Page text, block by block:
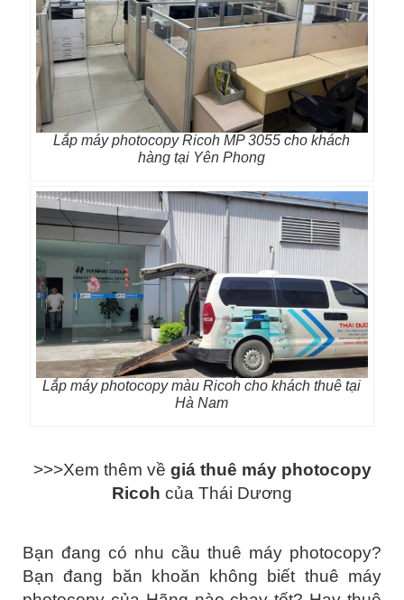
Lắp máy photocopy Ricoh MP 3055 cho khách
hàng tại Yên Phong
Lắp máy photocopy màu Ricoh cho khách thuê tại
Hà Nam
>>>Xem thêm về giá thuê máy photocopy
Ricoh của Thái Dương
Bạn đang có nhu cầu thuê máy photocopy?
Bạn đang băn khoăn không biết thuê máy